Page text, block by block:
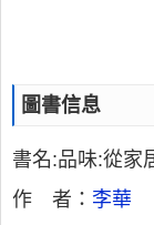
圖書信息
書名:品味:從家
作 者： 李華